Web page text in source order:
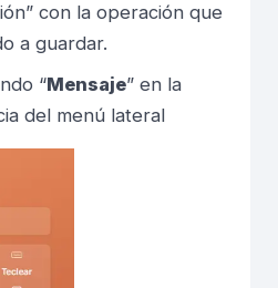
con la operación que
a guardar.
“Mensaje” en la
del menú lateral